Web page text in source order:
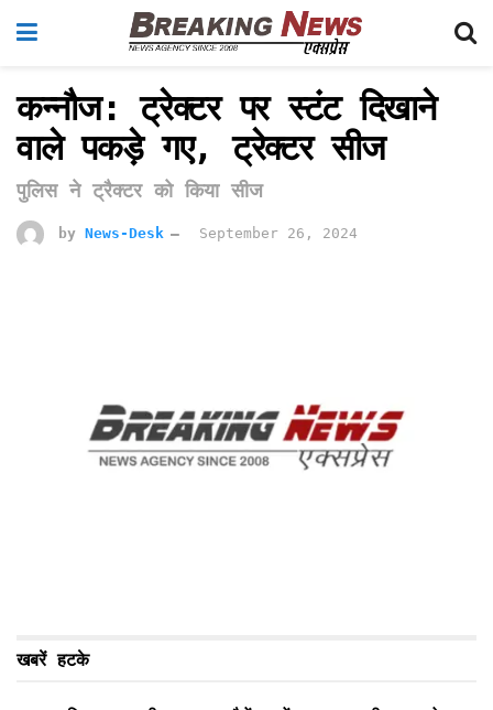
कन्नौज: ट्रेक्टर पर स्टंट दिखाने
वाले पकड़े गए, ट्रेक्टर सीज
पुलिस ने ट्रैक्टर को किया सीज
by News-Desk September 26, 2024
खबरें हटके